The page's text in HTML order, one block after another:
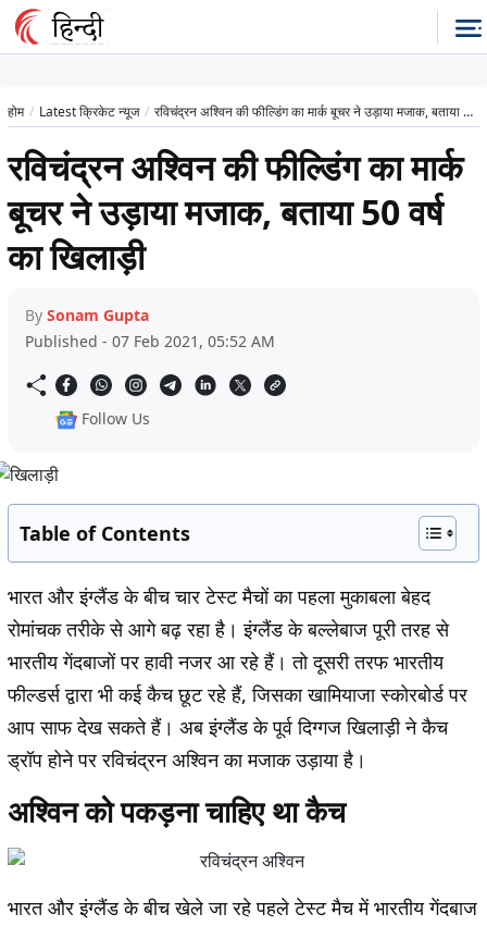
होम Latest क्रिकेट न्यूज रविचंद्रन अश्विन की फील्डिंग का मार्क बूचर ने उड़ाया मजाक, बताया 50 वर्ष का खिलाड़ी
रविचंद्रन अश्विन की फील्डिंग का मार्क
बूचर ने उड़ाया मजाक, बताया 50 वर्ष
का खिलाड़ी
By Sonam Gupta
Published - 07 Feb 2021, 05:52 AM
Follow Us
Table of Contents
भारत और इंग्लैंड के बीच चार टेस्ट मैचों का पहला मुकाबला बेहद
रोमांचक तरीके से आगे बढ़ रहा है। इंग्लैंड के बल्लेबाज पूरी तरह से
भारतीय गेंदबाजों पर हावी नजर आ रहे हैं। तो दूसरी तरफ भारतीय
फील्डर्स द्वारा भी कई कैच छूट रहे हैं, जिसका खामियाजा स्कोरबोर्ड पर
आप साफ देख सकते हैं। अब इंग्लैंड के पूर्व दिग्गज खिलाड़ी ने कैच
ड्रॉप होने पर रविचंद्रन अश्विन का मजाक उड़ाया है।
अश्विन को पकड़ना चाहिए था कैच
भारत और इंग्लैंड के बीच खेले जा रहे पहले टेस्ट मैच में भारतीय गेंदबाज